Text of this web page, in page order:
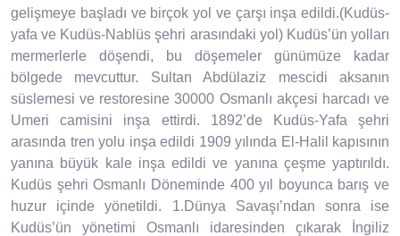
gelişmeye başladı ve birçok yol ve çarşı inşa edildi.(Kudüs-
yafa ve Kudüs-Nablüs şehri arasındaki yol) Kudüs’ün yolları
mermerlerle döşendi, bu döşemeler günümüze kadar
bölgede mevcuttur. Sultan Abdülaziz mescidi aksanın
süslemesi ve restoresine 30000 Osmanlı akçesi harcadı ve
Umeri camisini inşa ettirdi. 1892’de Kudüs-Yafa şehri
arasında tren yolu inşa edildi 1909 yılında El-Halil kapısının
yanına büyük kale inşa edildi ve yanına çeşme yaptırıldı.
Kudüs şehri Osmanlı Döneminde 400 yıl boyunca barış ve
huzur içinde yönetildi. 1.Dünya Savaşı’ndan sonra ise
Kudüs’ün yönetimi Osmanlı idaresinden çıkarak İngiliz